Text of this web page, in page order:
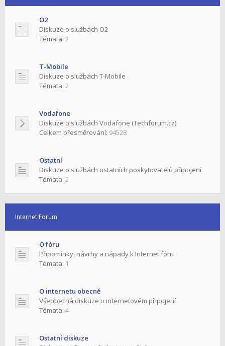
O2
Diskuze o službách O2
Témata: 2
T-Mobile
Diskuze o službách T-Mobile
Témata: 2
Vodafone
Diskuze o službách Vodafone (Techforum.cz)
Celkem přesměrování: 94528
Ostatní
Diskuze o službách ostatních poskytovatelů připojení
Témata: 2
Internet Forum
O fóru
Připomínky, návrhy a nápady k Internet fóru
Témata: 1
O internetu obecně
Všeobecná diskuze o internetovém připojení
Témata: 4
Ostatní diskuze